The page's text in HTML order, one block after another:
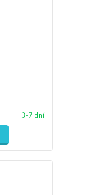
3-7 dní